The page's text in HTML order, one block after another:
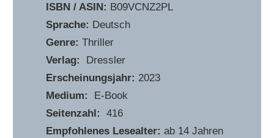
ISBN / ASIN: B09VCNZ2PL
Sprache: Deutsch
Genre:Thriller
Verlag:
Dressler
Erscheinungsjahr: 2023
Medium:
E-Book
Seitenzahl:
416
Empfohlenes Lesealter: ab 14 Jahren